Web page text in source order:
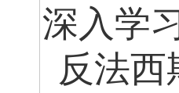
深入学
反法